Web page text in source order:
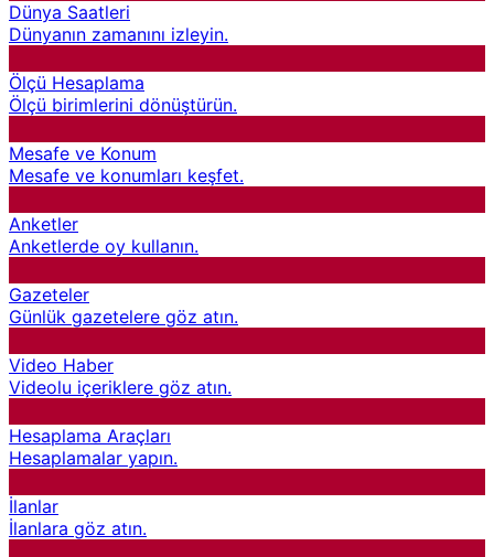
Dünya Saatleri
Dünyanın zamanını izleyin.
Ölçü Hesaplama
Ölçü birimlerini dönüştürün.
Mesafe ve Konum
Mesafe ve konumları keşfet.
Anketler
Anketlerde oy kullanın.
Gazeteler
Günlük gazetelere göz atın.
Video Haber
Videolu içeriklere göz atın.
Hesaplama Araçları
Hesaplamalar yapın.
İlanlar
İlanlara göz atın.